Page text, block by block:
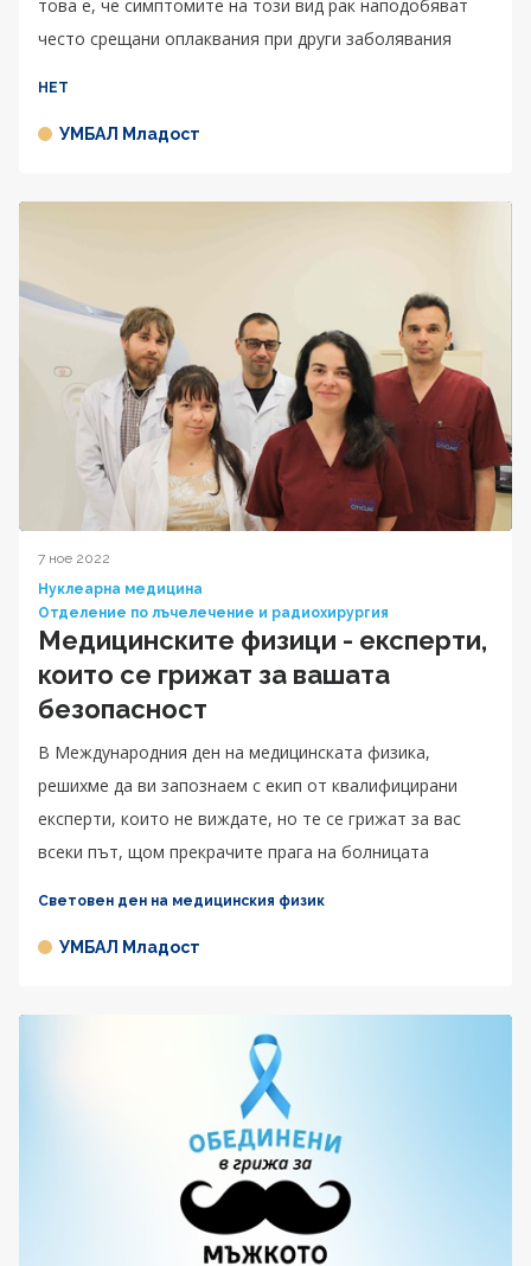
това е, че симптомите на този вид рак наподобяват
често срещани оплаквания при други заболявания
НЕТ
УМБАЛ Младост
7 ное 2022
Нуклеарна медицина
Отделение по лъчелечение и радиохирургия
Медицинските физици - експерти,
които се грижат за вашата
безопасност
В Международния ден на медицинската физика,
решихме да ви запознаем с екип от квалифицирани
експерти, които не виждате, но те се грижат за вас
всеки път, щом прекрачите прага на болницата
Световен ден на медицинския физик
УМБАЛ Младост